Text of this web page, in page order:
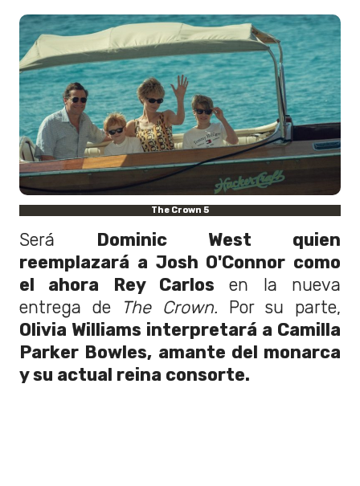
The Crown 5
Será Dominic West quien
reemplazará a Josh O'Connor como
el ahora Rey Carlos en la nueva
entrega de
The Crown. Por su parte,
Olivia Williams interpretará a Camilla
Parker Bowles, amante del monarca
y su actual reina consorte.